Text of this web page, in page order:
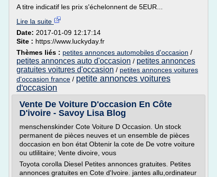
A titre indicatif les prix s'échelonnent de 5EUR...
Lire la suite
Date: 2017-01-09 12:17:14
Site : https://www.luckyday.fr
Thèmes liés : petites annonces automobiles d'occasion /
petites annonces auto d'occasion / petites annonces
gratuites voitures d'occasion / petites annonces voitures
d'occasion france / petite annonces voitures
d'occasion
Vente De Voiture D'occasion En Côte
D'ivoire - Savoy Lisa Blog
menschenskinder Cote Voiture D Occasion. Un stock
permanent de pièces neuves et un ensemble de pièces
doccasion en bon état Obtenir la cote de De votre voiture
ou utlilitaire; Vente divoire, vous
Toyota corolla Diesel Petites annonces gratuites. Petites
annonces gratuites en Cote d'Ivoire. jantes allu,ordinateur